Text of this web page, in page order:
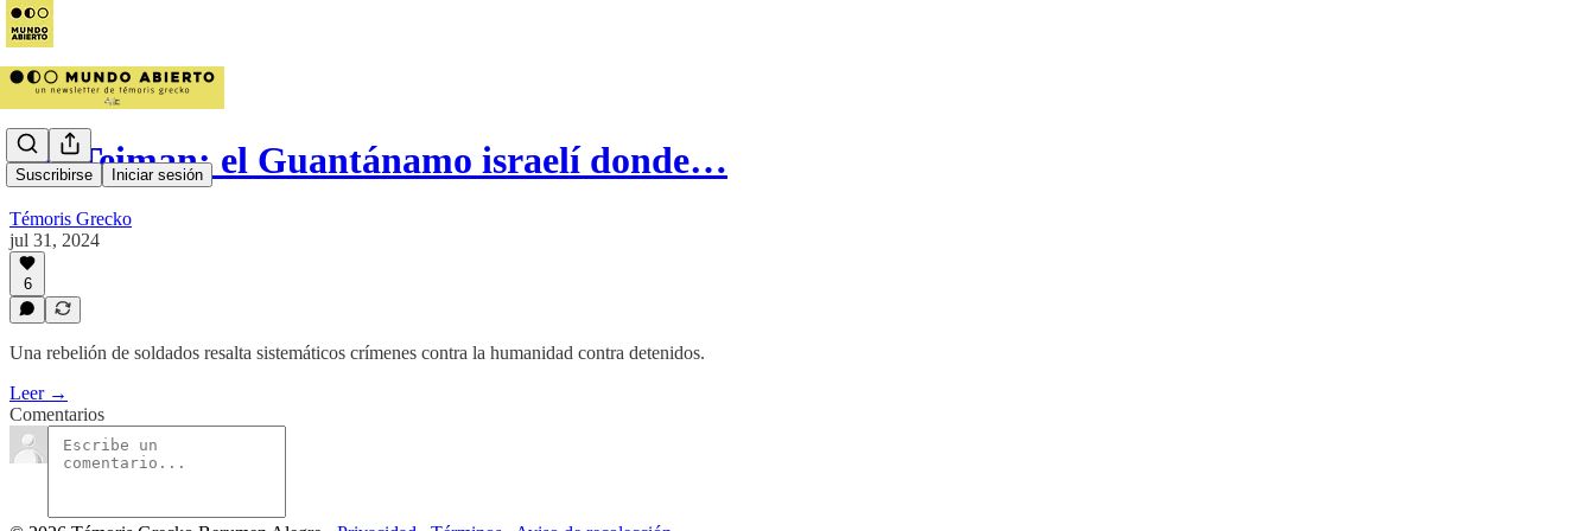
Suscribirse Iniciar sesión
Sde Teiman: el Guantánamo israelí donde…
Témoris Grecko
jul 31, 2024
6
Una rebelión de soldados resalta sistemáticos crímenes contra la humanidad contra detenidos.
Leer →
Comentarios